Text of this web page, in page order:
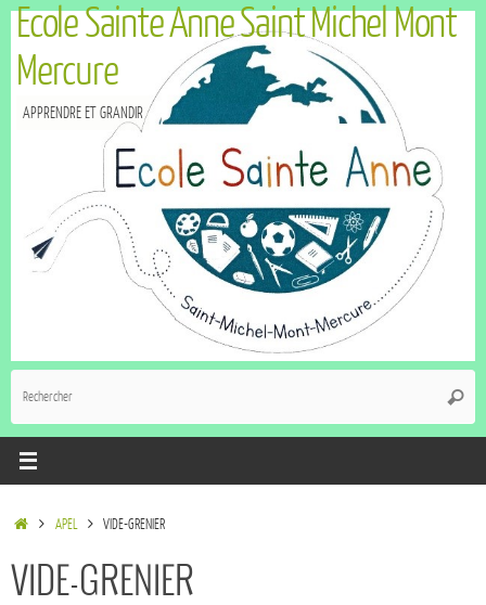
Ecole Sainte Anne Saint Michel Mont
Mercure
APPRENDRE ET GRANDIR
APEL VIDE-GRENIER
VIDE-GRENIER